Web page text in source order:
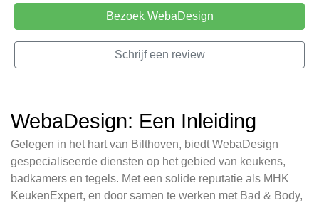
Bezoek WebaDesign
Schrijf een review
WebaDesign: Een Inleiding
Gelegen in het hart van Bilthoven, biedt WebaDesign
gespecialiseerde diensten op het gebied van keukens,
badkamers en tegels. Met een solide reputatie als MHK
KeukenExpert, en door samen te werken met Bad & Body,